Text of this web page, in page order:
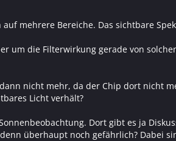
auf mehrere Bereiche. Das sichtbare
um die Filterwirkung gerade von
nicht mehr, da der Chip dort nicht
Licht verhält?
Dort gibt es ja
überhaupt noch gefährlich? Dabei